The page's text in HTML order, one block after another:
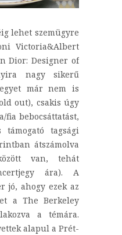
lehet szemügyre
Victoria&Albert
Dior: Designer of
nagy sikerű
már nem is
out), csakis úgy
fia bebocsáttatást,
tagsági
átszámolva
van, tehát
ára). A
jó, ahogy ezek az
a The Berkeley
a témára.
alapul a Prét-